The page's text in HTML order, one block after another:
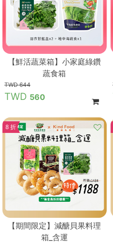
【鮮活蔬菜箱】小家庭綠鑽
蔬食箱
644
560
8 折
【期間限定】減醣貝果料理
箱_含運